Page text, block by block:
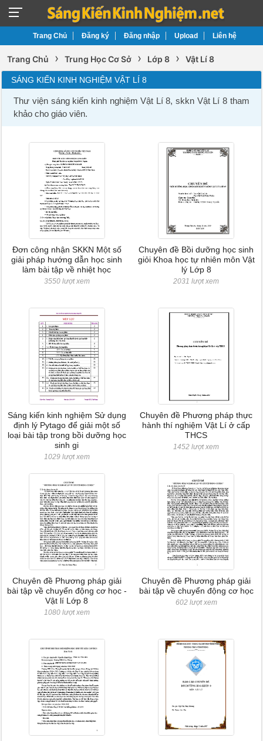
Trang Chủ Đăng ký Đăng nhập Upload Liên hệ
Trang Chủ › Trung Học Cơ Sở › Lớp 8 › Vật Lí 8
SÁNG KIẾN KINH NGHIỆM VẬT LÍ 8
Thư viện sáng kiến kinh nghiệm Vật Lí 8, skkn Vật Lí 8 tham
khảo cho giáo viên.
Đơn công nhận SKKN Một số
giải pháp hướng dẫn học sinh
làm bài tập về nhiệt học
3550 lượt xem
Chuyên đề Bồi dưỡng học sinh
giỏi Khoa học tự nhiên môn Vật
lý Lớp 8
2031 lượt xem
Sáng kiến kinh nghiệm Sử dụng
định lý Pytago để giải một số
loại bài tập trong bồi dưỡng học
sinh gi
1029 lượt xem
Chuyên đề Phương pháp thực
hành thí nghiệm Vật Lí ở cấp
THCS
1452 lượt xem
Chuyên đề Phương pháp giải
bài tập về chuyển động cơ học -
Vật lí Lớp 8
1080 lượt xem
Chuyên đề Phương pháp giải
bài tập về chuyển động cơ học
602 lượt xem